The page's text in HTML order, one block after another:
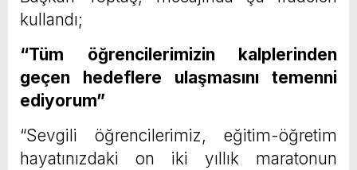
kullandı;
“Tüm öğrencilerimizin kalplerinden
geçen hedeflere ulaşmasını temenni
ediyorum”
“Sevgili öğrencilerimiz, eğitim-öğretim
hayatınızdaki on iki yıllık maratonun